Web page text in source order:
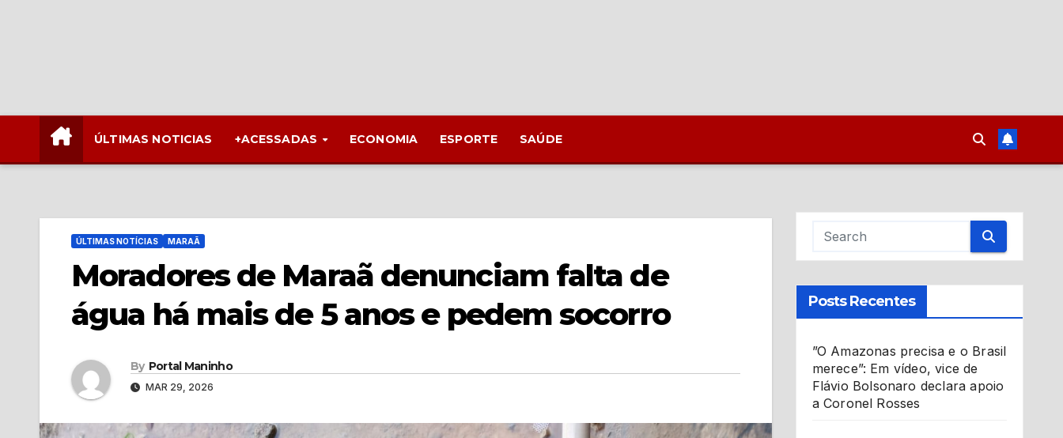
ÚLTIMAS NOTICIAS +ACESSADAS ECONOMIA ESPORTE SAÚDE
ÚLTIMAS NOTÍCIAS MARAÃ
Moradores de Maraã denunciam falta de
água há mais de 5 anos e pedem socorro
By Portal Maninho
MAR 29, 2026
Posts Recentes
”O Amazonas precisa e o Brasil
merece”: Em vídeo, vice de
Flávio Bolsonaro declara apoio
a Coronel Rosses